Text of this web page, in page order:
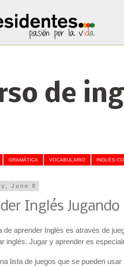
de
GRAMÁTICA VOCABULARIO INGLÉS
June 8
Inglés Jugando
de aprender Inglés es através de
inglés. Jugar y aprender es
lista de juegos que se pueden